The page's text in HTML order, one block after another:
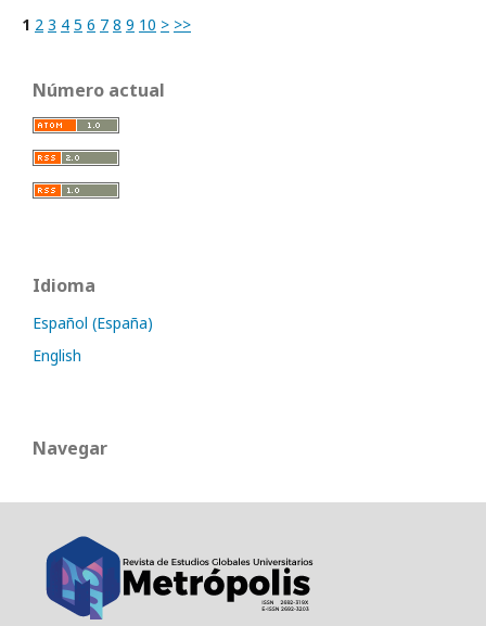
1 2 3 4 5 6 7 8 9 10 > >>
Número actual
Idioma
Español (España)
English
Navegar